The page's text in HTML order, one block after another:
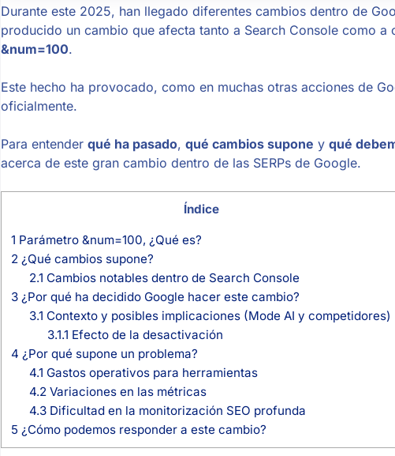
Durante este 2025, han llegado diferentes cambios dentro de
producido un cambio que afecta tanto a Search Console como a
&num=100.
Este hecho ha provocado, como en muchas otras acciones de
oficialmente.
Para entender qué ha pasado, qué cambios supone y qué
acerca de este gran cambio dentro de las SERPs de Google.
Índice
1 Parámetro &num=100, ¿Qué es?
2 ¿Qué cambios supone?
2.1 Cambios notables dentro de Search Console
3 ¿Por qué ha decidido Google hacer este cambio?
3.1 Contexto y posibles implicaciones (Mode AI y competidores)
3.1.1 Efecto de la desactivación
4 ¿Por qué supone un problema?
4.1 Gastos operativos para herramientas
4.2Variaciones en las métricas
4.3Dificultad en la monitorización SEO profunda
5 ¿Cómo podemos responder a este cambio?